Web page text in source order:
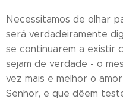
Necessitamos de olhar
será verdadeiramente
se continuarem a existir
sejam de verdade - o
vez mais e melhor o
Senhor, e que dêem